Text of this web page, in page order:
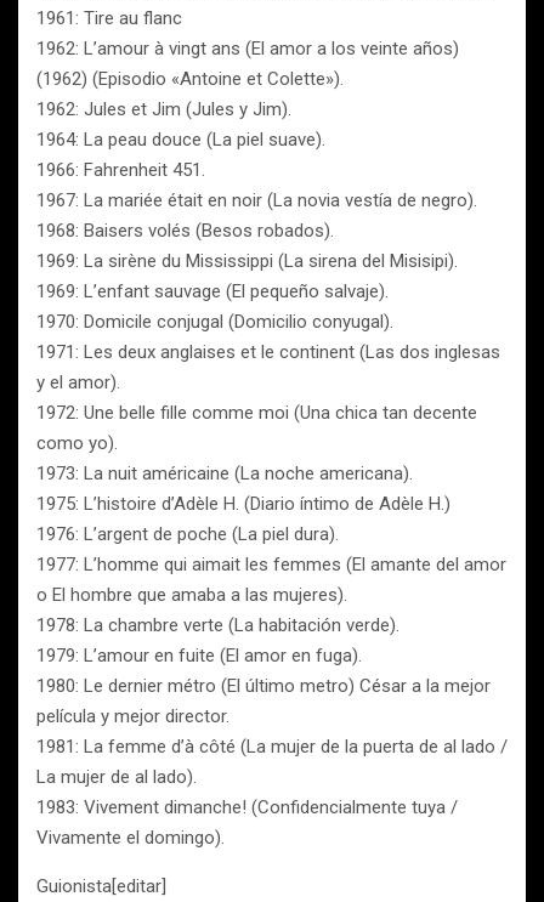
1961: Tire au flanc
1962: L’amour à vingt ans (El amor a los veinte años)
(1962) (Episodio «Antoine et Colette»).
1962: Jules et Jim (Jules y Jim).
1964: La peau douce (La piel suave).
1966: Fahrenheit 451.
1967: La mariée était en noir (La novia vestía de negro).
1968: Baisers volés (Besos robados).
1969: La sirène du Mississippi (La sirena del Misisipi).
1969: L’enfant sauvage (El pequeño salvaje).
1970: Domicile conjugal (Domicilio conyugal).
1971: Les deux anglaises et le continent (Las dos inglesas
y el amor).
1972: Une belle fille comme moi (Una chica tan decente
como yo).
1973: La nuit américaine (La noche americana).
1975: L’histoire d’Adèle H. (Diario íntimo de Adèle H.)
1976: L’argent de poche (La piel dura).
1977: L’homme qui aimait les femmes (El amante del amor
o El hombre que amaba a las mujeres).
1978: La chambre verte (La habitación verde).
1979: L’amour en fuite (El amor en fuga).
1980: Le dernier métro (El último metro) César a la mejor
película y mejor director.
1981: La femme d’à côté (La mujer de la puerta de al lado /
La mujer de al lado).
1983: Vivement dimanche! (Confidencialmente tuya /
Vivamente el domingo).
Guionista[editar]